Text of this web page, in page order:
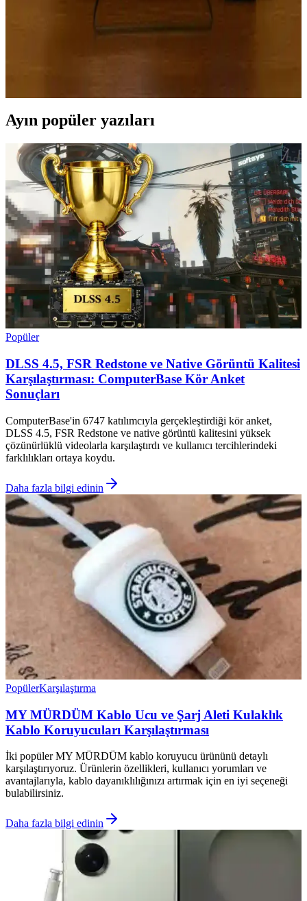
120 İnçlik Televizyonların Özellikleri ve Ev Sinema
Deneyimi İpuçları
Ayın popüler yazıları
Popüler
DLSS 4.5, FSR Redstone ve Native Görüntü Kalitesi
Karşılaştırması: ComputerBase Kör Anket
Sonuçları
ComputerBase'in 6747 katılımcıyla gerçekleştirdiği kör anket,
DLSS 4.5, FSR Redstone ve native görüntü kalitesini yüksek
çözünürlüklü videolarla karşılaştırdı ve kullanıcı tercihlerindeki
farklılıkları ortaya koydu.
Daha fazla bilgi edinin
PopülerKarşılaştırma
MY MÜRDÜM Kablo Ucu ve Şarj Aleti Kulaklık
Kablo Koruyucuları Karşılaştırması
İki popüler MY MÜRDÜM kablo koruyucu ürününü detaylı
karşılaştırıyoruz. Ürünlerin özellikleri, kullanıcı yorumları ve
avantajlarıyla, kablo dayanıklılığınızı artırmak için en iyi seçeneği
bulabilirsiniz.
Daha fazla bilgi edinin